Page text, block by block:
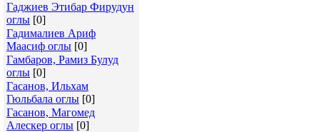
Гаджиев Этибар Фирудун
оглы [0]
Гадималиев Ариф
Маасиф оглы [0]
Гамбаров, Рамиз Булуд
оглы [0]
Гасанов, Ильхам
Гюльбала оглы [0]
Гасанов, Магомед
Алескер оглы [0]